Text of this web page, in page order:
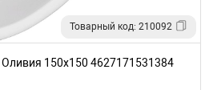
Товарный код: 210092
150x150 4627171531384